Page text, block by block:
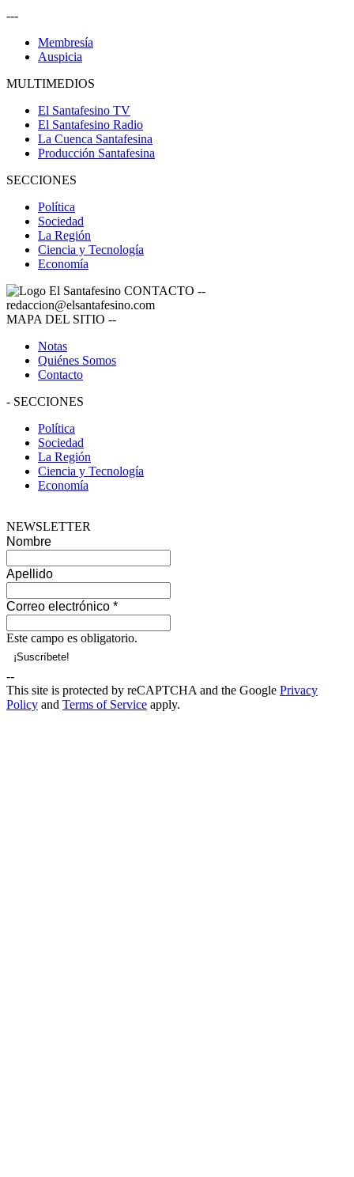
---
Membresía
Auspicia
MULTIMEDIOS
El Santafesino TV
El Santafesino Radio
La Cuenca Santafesina
Producción Santafesina
SECCIONES
Política
Sociedad
La Región
Ciencia y Tecnología
Economía
CONTACTO --
redaccion@elsantafesino.com
MAPA DEL SITIO --
Notas
Quiénes Somos
Contacto
- SECCIONES
Política
Sociedad
La Región
Ciencia y Tecnología
Economía
NEWSLETTER
Nombre
Apellido
Correo electrónico *
Este campo es obligatorio.
--
This site is protected by reCAPTCHA and the Google Privacy
Policy and Terms of Service apply.